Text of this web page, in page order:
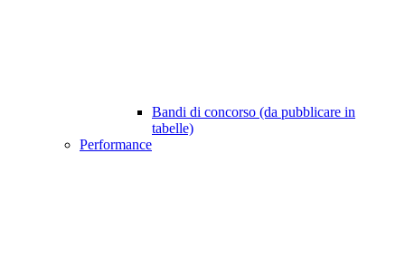
Bandi di concorso (da pubblicare in
tabelle)
Performance